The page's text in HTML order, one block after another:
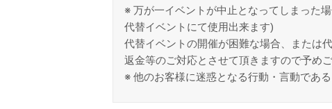
※ 万が一イベントが中止となってしまった
代替イベントにて使用出来ます)
代替イベントの開催が困難な場合、または
返金等のご対応とさせて頂きますので予めご
※ 他のお客様に迷惑となる行動・言動であ